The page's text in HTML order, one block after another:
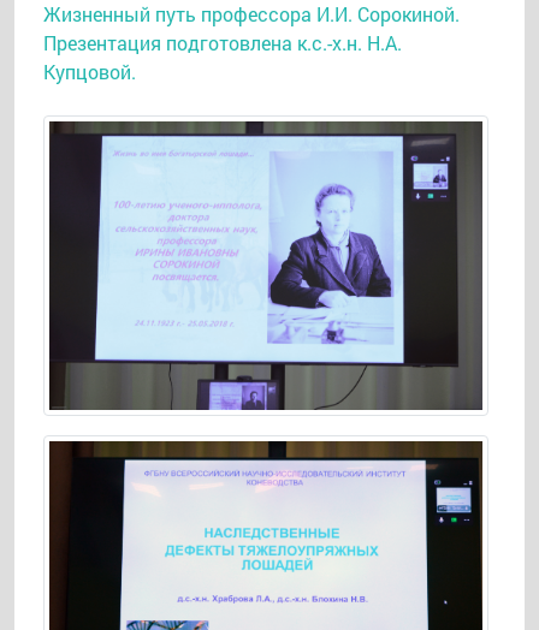
Жизненный путь профессора И.И. Сорокиной.
Презентация подготовлена к.с.-х.н. Н.А.
Купцовой.